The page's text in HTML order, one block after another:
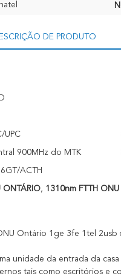
DE PRODUTO
UPC
900MHz do MTK
ACTH
ONTÁRIO, 1310nm FTTH
Ontário 1ge 3fe 1tel 2usb
unidade da entrada da
tais como escritórios e